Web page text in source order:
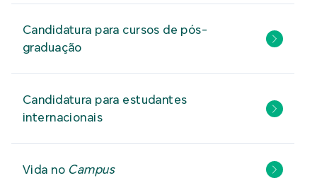
Candidatura para cursos de pós-
graduação
Candidatura para estudantes
internacionais
Vida no Campus